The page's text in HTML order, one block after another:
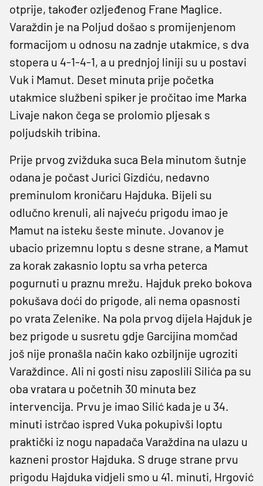
otprije, također ozljeđenog Frane Maglice.
Varaždin je na Poljud došao s promijenjenom
formacijom u odnosu na zadnje utakmice, s dva
stopera u 4-1-4-1, a u prednjoj liniji su u postavi
Vuk i Mamut. Deset minuta prije početka
utakmice službeni spiker je pročitao ime Marka
Livaje nakon čega se prolomio pljesak s
poljudskih tribina.
Prije prvog zvižduka suca Bela minutom šutnje
odana je počast Jurici Gizdiću, nedavno
preminulom kroničaru Hajduka. Bijeli su
odlučno krenuli, ali najveću prigodu imao je
Mamut na isteku šeste minute. Jovanov je
ubacio prizemnu loptu s desne strane, a Mamut
za korak zakasnio loptu sa vrha peterca
pogurnuti u praznu mrežu. Hajduk preko bokova
pokušava doći do prigode, ali nema opasnosti
po vrata Zelenike. Na pola prvog dijela Hajduk je
bez prigode u susretu gdje Garcijina momčad
još nije pronašla način kako ozbiljnije ugroziti
Varaždince. Ali ni gosti nisu zaposlili Silića pa su
oba vratara u početnih 30 minuta bez
intervencija. Prvu je imao Silić kada je u 34.
minuti istrčao ispred Vuka pokupivši loptu
praktički iz nogu napadača Varaždina na ulazu u
kazneni prostor Hajduka. S druge strane prvu
prigodu Hajduka vidjeli smo u 41. minuti, Hrgović